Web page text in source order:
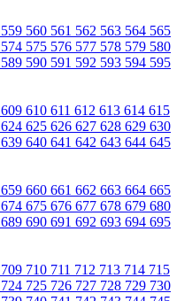
559 560 561 562 563 564 565
574 575 576 577 578 579 580
589 590 591 592 593 594 595
609 610 611 612 613 614 615
624 625 626 627 628 629 630
639 640 641 642 643 644 645
659 660 661 662 663 664 665
674 675 676 677 678 679 680
689 690 691 692 693 694 695
709 710 711 712 713 714 715
724 725 726 727 728 729 730